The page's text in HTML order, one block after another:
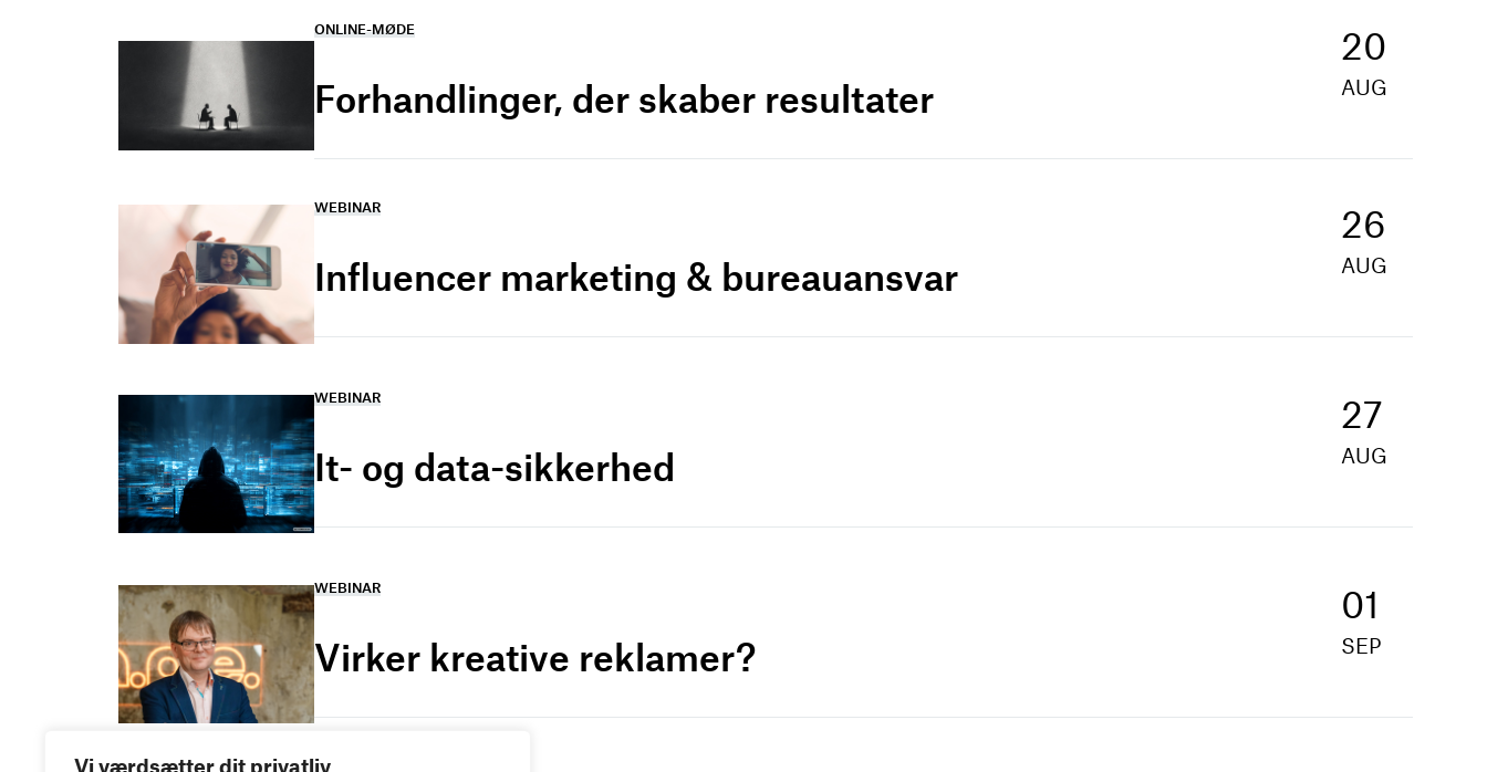
Vi værdsætter dit privatliv
ONLINE-MØDE
Forhandlinger, der skaber resultater
20
AUG
WEBINAR
Influencer marketing & bureauansvar
26
AUG
WEBINAR
It- og data-sikkerhed
27
AUG
WEBINAR
Virker kreative reklamer?
01
SEP